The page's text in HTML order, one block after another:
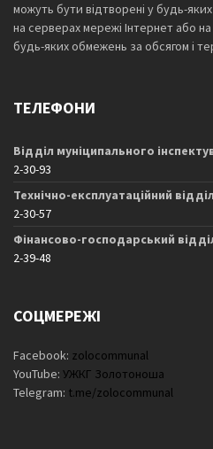
можуть бути відтворені у будь-
на серверах мережі Інтернет або
будь-яких обмежень за обсягом і
ТЕЛЕФОНИ
Відділ муніципального
2-30-93
Технічно-експлуатаційний відділ
2-30-57
Фінансово-господарський
2-39-48
СОЦМЕРЕЖІ
Facebook: zolocommunal
YouTube: УЖКГ Золотоноша
Telegram: t.me/zolocommunal